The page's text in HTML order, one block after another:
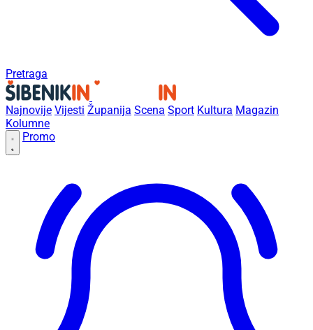
Pretraga
Najnovije Vijesti Županija Scena Sport Kultura Magazin
Kolumne
Promo